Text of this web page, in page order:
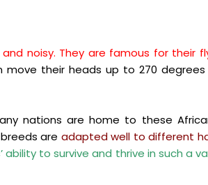
noisy. They are famous for their
move their heads up to 270
nations are home to these
are adapted well to different
ability to survive and thrive in such a